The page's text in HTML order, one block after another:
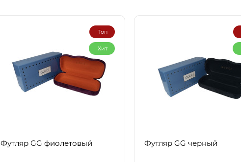
Топ
Хит
Футляр GG фиолетовый Футляр GG черный